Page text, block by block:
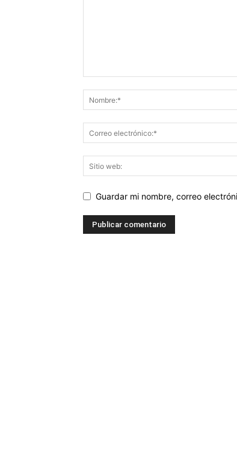
Guardar mi nombre, correo